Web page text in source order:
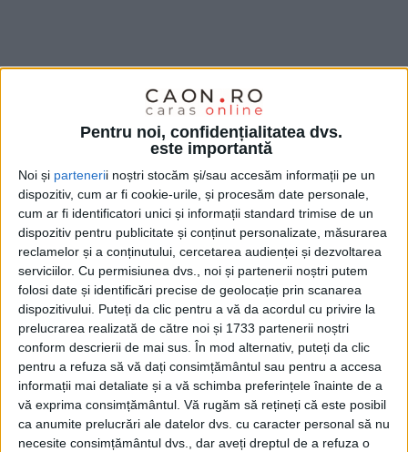
Pentru noi, confidențialitatea dvs.
este importantă
Noi și partenerii noștri stocăm și/sau accesăm informații pe un
dispozitiv, cum ar fi cookie-urile, și procesăm date personale,
cum ar fi identificatori unici și informații standard trimise de un
dispozitiv pentru publicitate și conținut personalizate, măsurarea
reclamelor și a conținutului, cercetarea audienței și dezvoltarea
serviciilor. Cu permisiunea dvs., noi și partenerii noștri putem
folosi date și identificări precise de geolocație prin scanarea
dispozitivului. Puteți da clic pentru a vă da acordul cu privire la
prelucrarea realizată de către noi și 1733 partenerii noștri
conform descrierii de mai sus. În mod alternativ, puteți da clic
pentru a refuza să vă dați consimțământul sau pentru a accesa
informații mai detaliate și a vă schimba preferințele înainte de a
vă exprima consimțământul. Vă rugăm să rețineți că este posibil
ca anumite prelucrări ale datelor dvs. cu caracter personal să nu
necesite consimțământul dvs., dar aveți dreptul de a refuza o
BARSASTEANU CARAS SEVERIN CLINICA